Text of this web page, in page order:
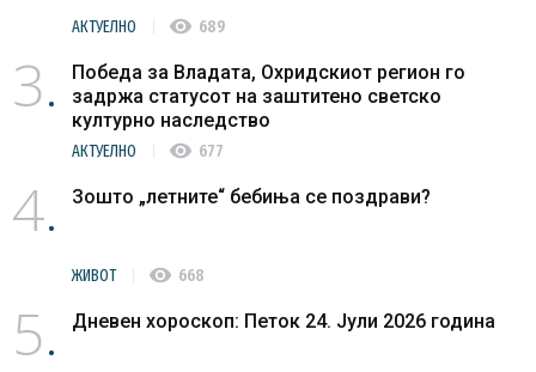
АКТУЕЛНО visibility 689
3
Победа за Владата, Охридскиот регион го
задржа статусот на заштитено светско
културно наследство
АКТУЕЛНО visibility 677
4 Зошто „летните“ бебиња се поздрави?
ЖИВОТ visibility 668
5 Дневен хороскоп: Петок 24. Јули 2026 година